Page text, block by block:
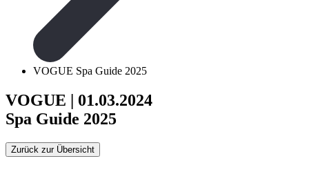
VOGUE Spa Guide 2025
VOGUE | 01.03.2024
Spa Guide 2025
Zurück zur Übersicht